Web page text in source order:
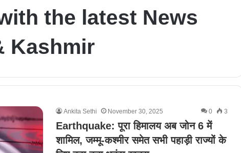
the latest News
Kashmir
Ankita Sethi November 30, 2025 0 3
Earthquake: पूरा हिमालय अब जोन 6 में
शामिल, जम्मू-कश्मीर समेत सभी पहाड़ी राज्यों के